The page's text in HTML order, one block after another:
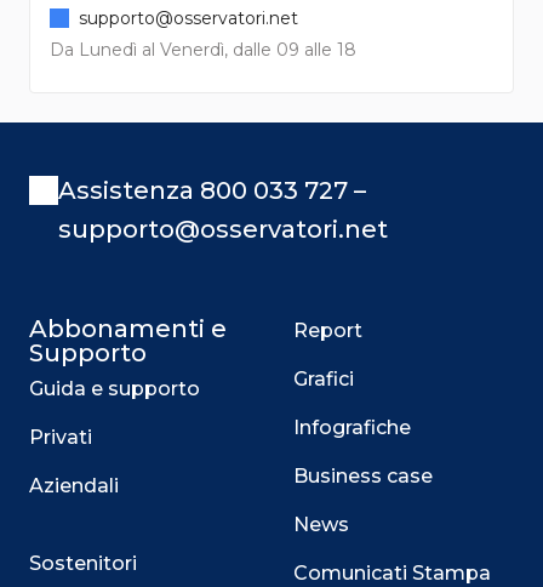
Da Lunedì al Venerdì, dalle 09 alle 18
supporto@osservatori.net
Assistenza 800 033 727 –
supporto@osservatori.net
Abbonamenti e
Supporto
Guida e supporto
Privati
Aziendali
Sostenitori
Report
Grafici
Infografiche
Business case
News
Comunicati Stampa